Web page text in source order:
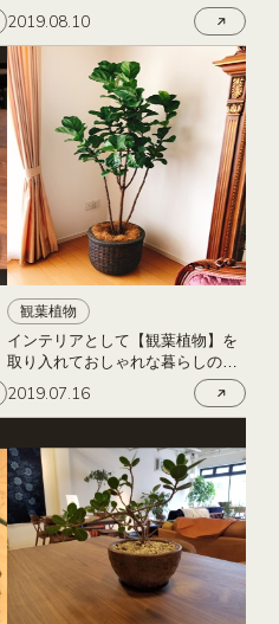
2019.08.10
観葉植物
インテリアとして【観葉植物】を
取り入れておしゃれな暮らしのお
すすめ
2019.07.16